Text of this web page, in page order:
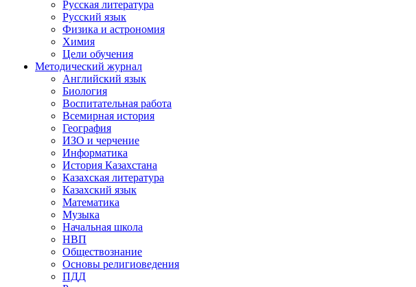
Русская литература
Русский язык
Физика и астрономия
Химия
Цели обучения
Методический журнал
Английский язык
Биология
Воспитательная работа
Всемирная история
География
ИЗО и черчение
Информатика
История Казахстана
Казахская литература
Казахский язык
Математика
Музыка
Начальная школа
НВП
Обществознание
Основы религиоведения
ПДД